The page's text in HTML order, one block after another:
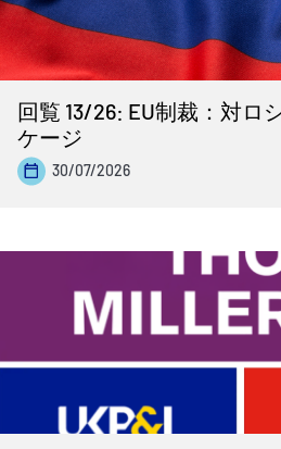
回覧 13/26: EU制裁：対ロ
ケージ
30/07/2026